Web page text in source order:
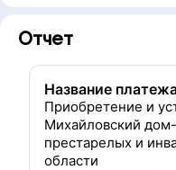
Отчет
Название
Приобретение и
Михайловский
престарелых и
области